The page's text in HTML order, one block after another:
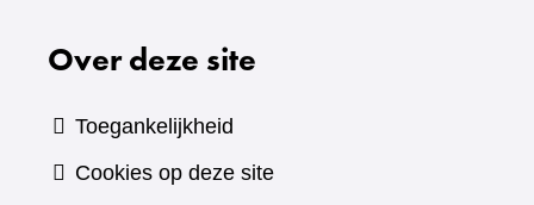
Over deze site
Toegankelijkheid
Cookies op deze site